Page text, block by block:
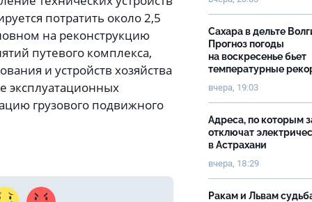
потратить около 2,5
на реконструкцию
путевого комплекса,
и устройств хозяйства
эксплуатационных
грузового подвижного
Сахара в дельте
Прогноз погоды
на воскресенье бьет
температурные
вчера, 19:03
Адреса, по которым
отключат
в Астрахани
вчера, 18:29
Ракам и Львам